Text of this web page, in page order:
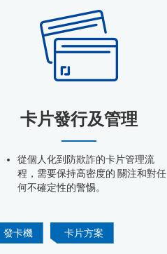
卡片發行及管理
從個人化到防欺詐的卡片管理流
程，需要保持高密度的 關注和對任
何不確定性的警惕。
發卡機 卡片方案